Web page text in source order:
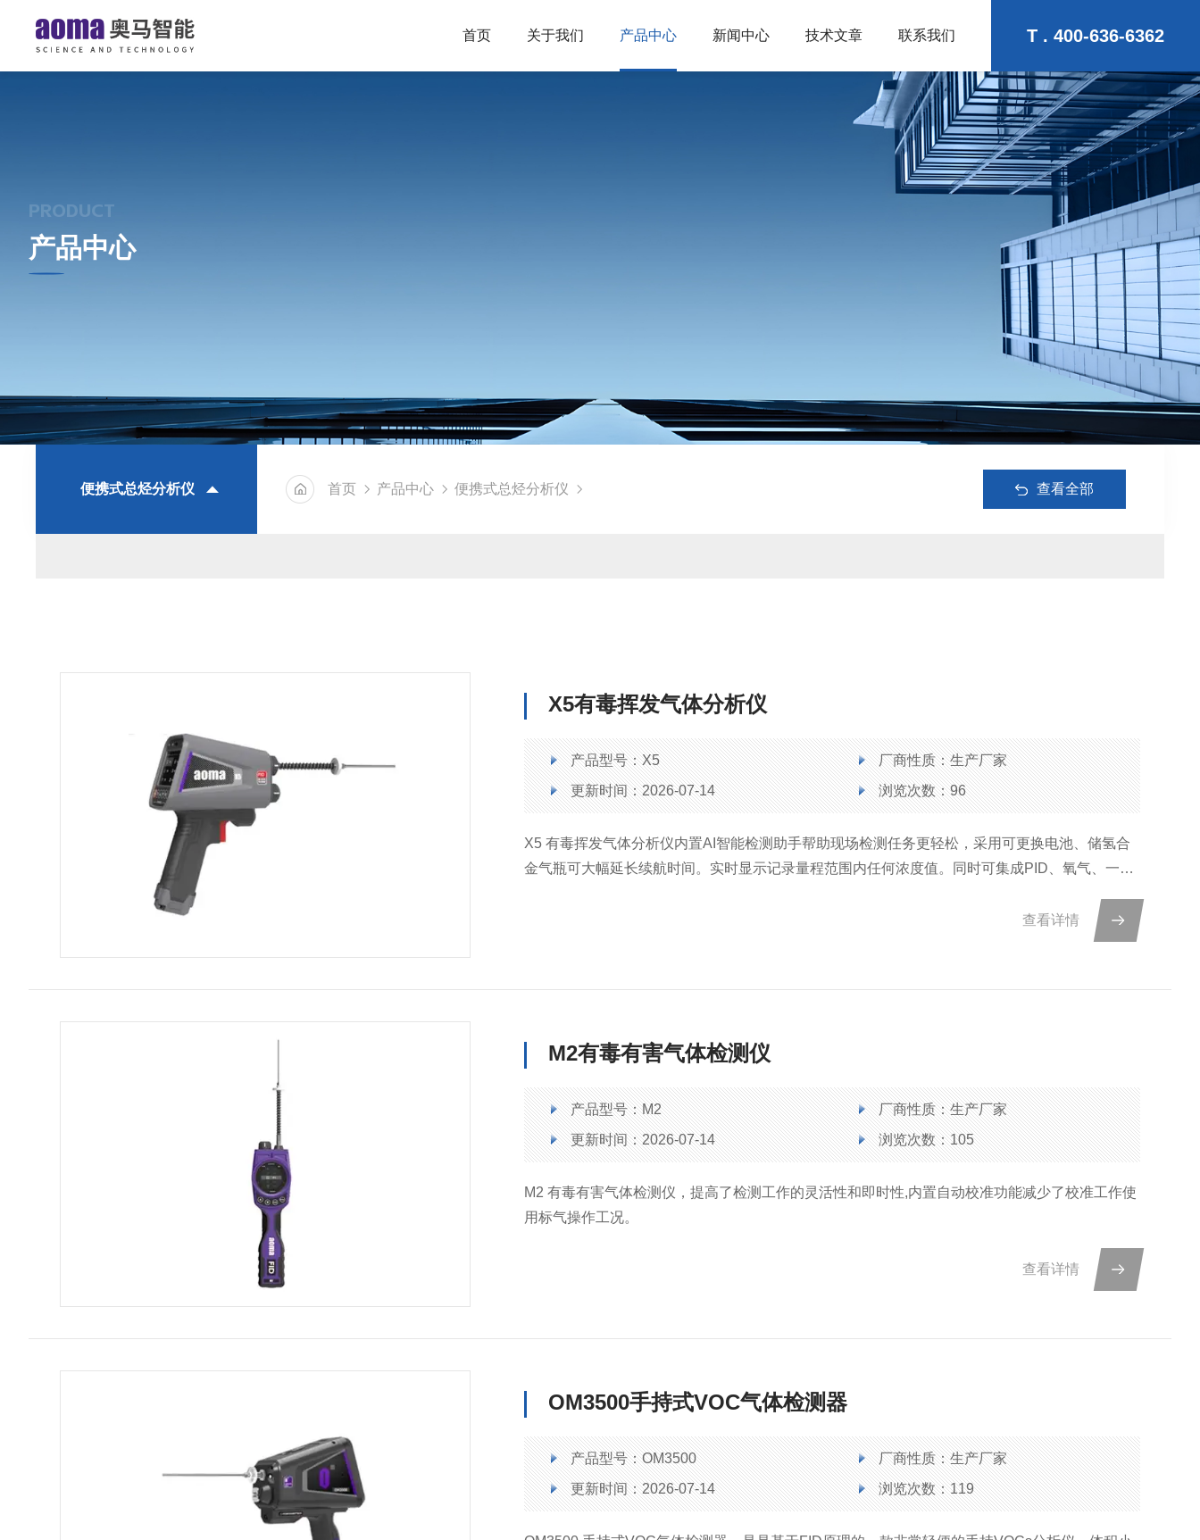
T . 400-636-6362
首页 关于我们 产品中心 新闻中心 技术文章 联系我们
PRODUCT
产品中心
查看全部
首页 产品中心 便携式总烃分析仪
便携式总烃分析仪
X5有毒挥发气体分析仪
产品型号：X5
厂商性质：生产厂家
更新时间：2026-07-14
浏览次数：96
X5 有毒挥发气体分析仪内置AI智能检测助手帮助现场检测任务更轻松，采用可更换电池、储氢合
金气瓶可大幅延长续航时间。实时显示记录量程范围内任何浓度值。同时可集成PID、氧气、一氧
查看详情
M2有毒有害气体检测仪
产品型号：M2
厂商性质：生产厂家
更新时间：2026-07-14
浏览次数：105
M2 有毒有害气体检测仪，提高了检测工作的灵活性和即时性,内置自动校准功能减少了校准工作使
用标气操作工况。
查看详情
OM3500手持式VOC气体检测器
产品型号：OM3500
厂商性质：生产厂家
更新时间：2026-07-14
浏览次数：119